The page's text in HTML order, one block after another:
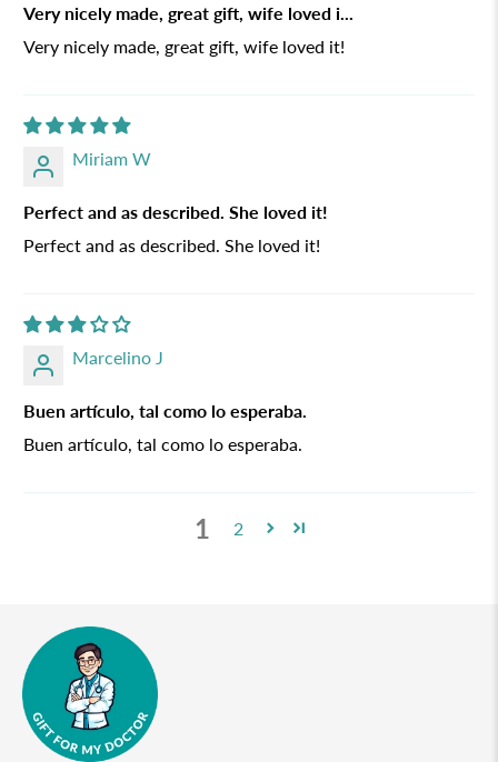
Very nicely made, great gift, wife loved i...
Very nicely made, great gift, wife loved it!
Miriam W
Perfect and as described. She loved it!
Perfect and as described. She loved it!
Marcelino J
Buen artículo, tal como lo esperaba.
Buen artículo, tal como lo esperaba.
1 2